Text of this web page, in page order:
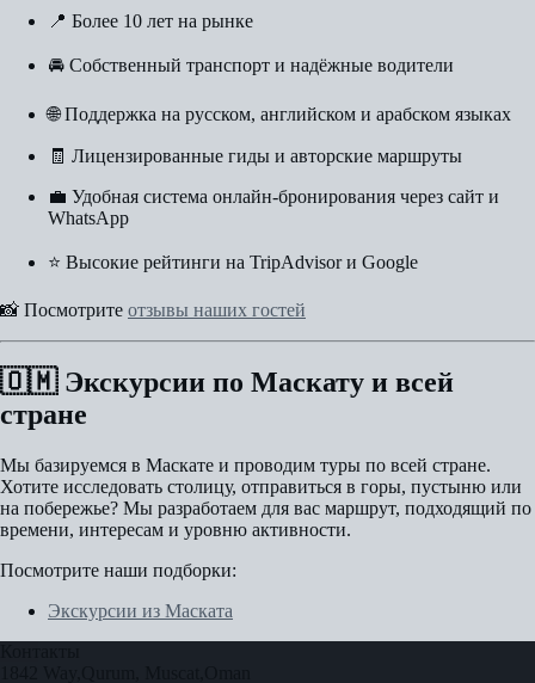
📍 Более 10 лет на рынке
🚘 Собственный транспорт и надёжные водители
🌐 Поддержка на русском, английском и арабском языках
🧾 Лицензированные гиды и авторские маршруты
💼 Удобная система онлайн-бронирования через сайт и
WhatsApp
⭐ Высокие рейтинги на TripAdvisor и Google
📸 Посмотрите отзывы наших гостей
🇴🇲 Экскурсии по Маскату и всей
стране
Мы базируемся в Маскате и проводим туры по всей стране.
Хотите исследовать столицу, отправиться в горы, пустыню или
на побережье? Мы разработаем для вас маршрут, подходящий по
времени, интересам и уровню активности.
Посмотрите наши подборки:
Экскурсии из Маската